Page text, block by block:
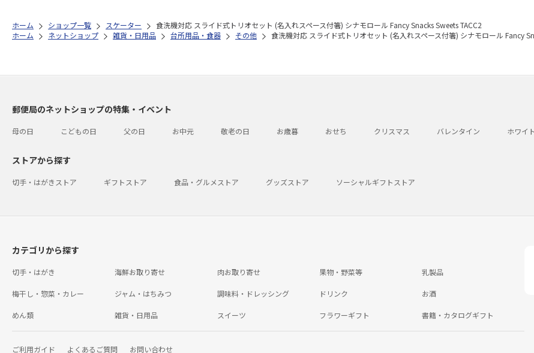
ホーム ショップ一覧 スケーター
食洗機対応 スライド式トリオセット (名入れスペース付箸) シナモロール Fancy Snacks Sweets TACC2
ホーム
ネットショップ 雑貨・日用品 台所用品・食器 その他 食洗機対応 スライド式トリオセット (名入れスペース付箸) シナモロール Fancy
郵便局のネットショップの特集・イベント
母の日 こどもの日 父の日 お中元 敬老の日 お歳暮 おせち クリスマス バレンタイン ホワイ
ストアから探す
切手・はがきストア ギフトストア 食品・グルメストア グッズストア ソーシャルギフトストア
カテゴリから探す
切手・はがき 海鮮お取り寄せ 肉お取り寄せ 果物・野菜等 乳製品
梅干し・惣菜・カレー ジャム・はちみつ 調味料・ドレッシング ドリンク お酒
めん類 雑貨・日用品 スイーツ フラワーギフト 書籍・カタログギフト
ご利用ガイド よくあるご質問 お問い合わせ